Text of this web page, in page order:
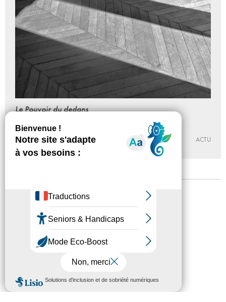
Le Pouvoir du dedans
LA GALERIE, CENTRE D’ART CONTEMPORAIN DE NOISY-LE-
SEC
ACTU
Accessibilité
Presse